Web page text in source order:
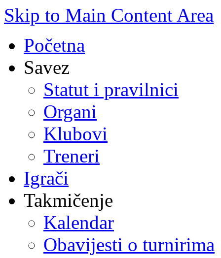
Skip to Main Content Area
Početna
Savez
Statut i pravilnici
Organi
Klubovi
Treneri
Igrači
Takmičenje
Kalendar
Obavijesti o turnirima